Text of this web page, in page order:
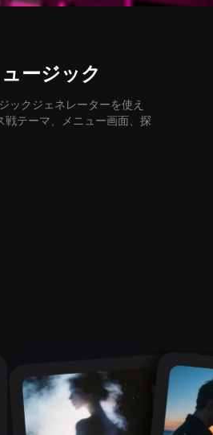
ージック
ックジェネレーターを使え
テーマ、メニュー画面、探